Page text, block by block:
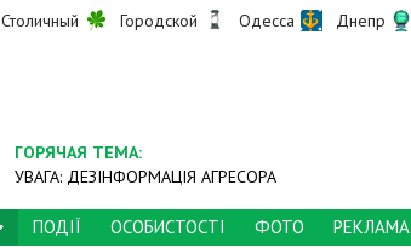
Столичный Городской Одесса Днепр
ГОРЯЧАЯ ТЕМА:
УВАГА: ДЕЗІНФОРМАЦІЯ АГРЕСОРА
ПОДІЇ ОСОБИСТОСТІ ФОТО РЕКЛАМА